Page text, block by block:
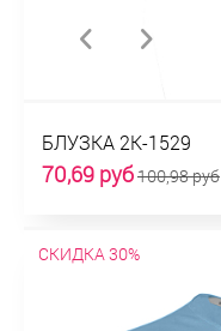
БЛУЗКА 2К-1529
70,69 руб100,98 руб
СКИДКА 30%